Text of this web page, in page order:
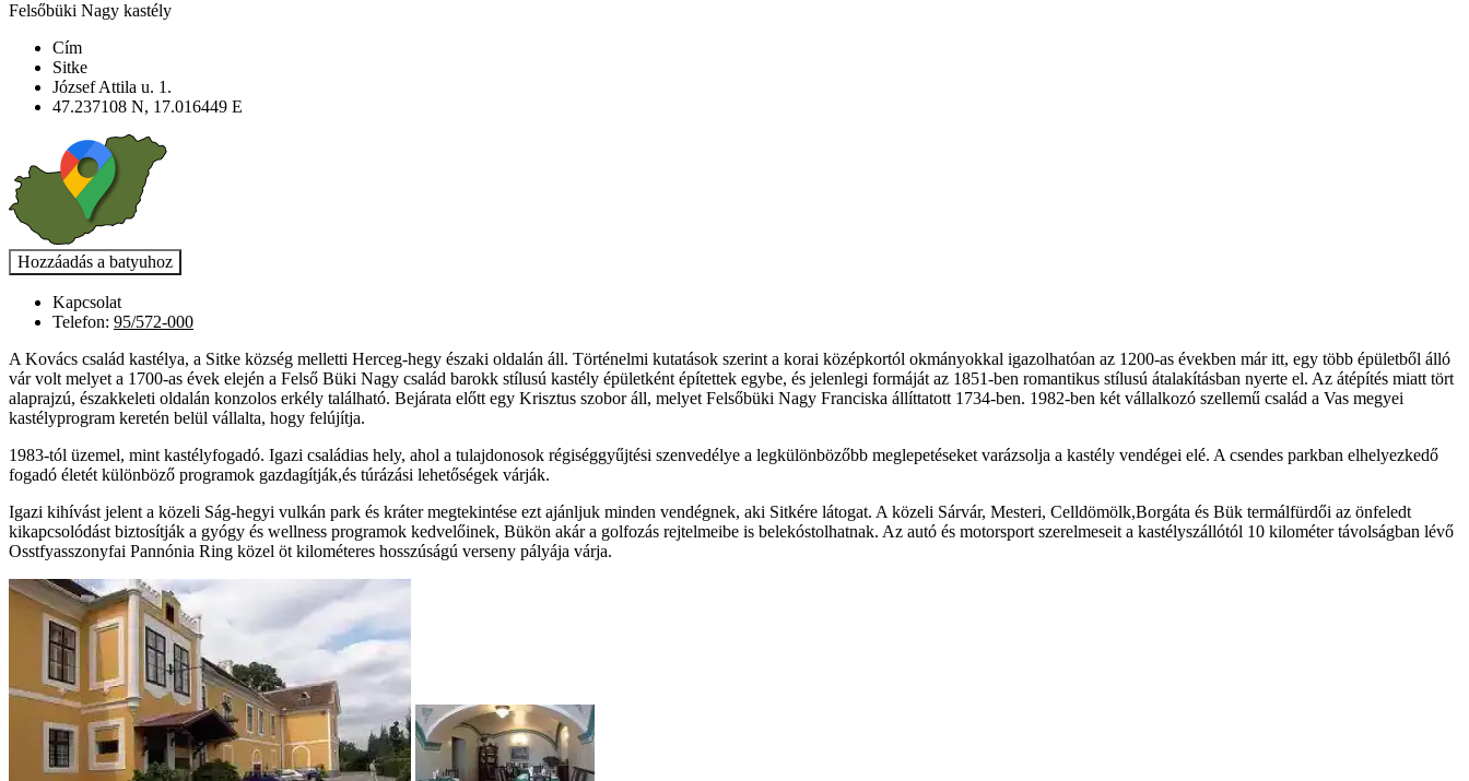
Felsőbüki Nagy kastély
Cím
Sitke
József Attila u. 1.
47.237108 N, 17.016449 E
Kapcsolat
Telefon: 95/572-000
A Kovács család kastélya, a Sitke község melletti Herceg-hegy északi oldalán áll. Történelmi kutatások szerint a korai középkortól okmányokkal igazolhatóan az 1200-as években már itt, egy több épületből álló
vár volt melyet a 1700-as évek elején a Felső Büki Nagy család barokk stílusú kastély épületként építettek egybe, és jelenlegi formáját az 1851-ben romantikus stílusú átalakításban nyerte el. Az átépítés miatt tört
alaprajzú, északkeleti oldalán konzolos erkély található. Bejárata előtt egy Krisztus szobor áll, melyet Felsőbüki Nagy Franciska állíttatott 1734-ben. 1982-ben két vállalkozó szellemű család a Vas megyei
kastélyprogram keretén belül vállalta, hogy felújítja.
1983-tól üzemel, mint kastélyfogadó. Igazi családias hely, ahol a tulajdonosok régiséggyűjtési szenvedélye a legkülönbözőbb meglepetéseket varázsolja a kastély vendégei elé. A csendes parkban elhelyezkedő
fogadó életét különböző programok gazdagítják,és túrázási lehetőségek várják.
Igazi kihívást jelent a közeli Ság-hegyi vulkán park és kráter megtekintése ezt ajánljuk minden vendégnek, aki Sitkére látogat. A közeli Sárvár, Mesteri, Celldömölk,Borgáta és Bük termálfürdői az önfeledt
kikapcsolódást biztosítják a gyógy és wellness programok kedvelőinek, Bükön akár a golfozás rejtelmeibe is belekóstolhatnak. Az autó és motorsport szerelmeseit a kastélyszállótól 10 kilométer távolságban lévő
Osstfyasszonyfai Pannónia Ring közel öt kilométeres hosszúságú verseny pályája várja.